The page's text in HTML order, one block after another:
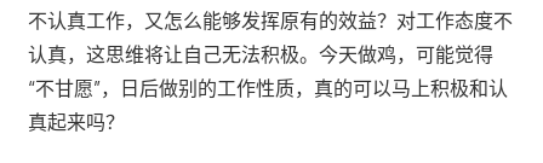
不认真工作，又怎么能够发挥原有的效益？对工作态度不
认真，这思维将让自己无法积极。今天做鸡，可能觉得
“不甘愿”，日后做别的工作性质，真的可以马上积极和认
真起来吗？